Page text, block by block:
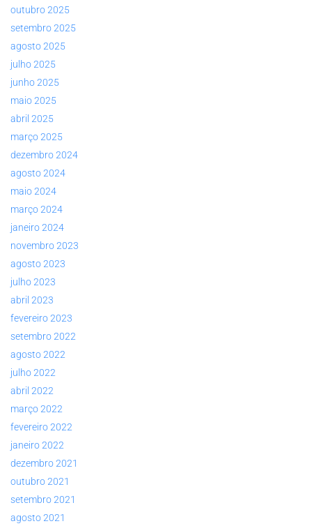
outubro 2025
setembro 2025
agosto 2025
julho 2025
junho 2025
maio 2025
abril 2025
março 2025
dezembro 2024
agosto 2024
maio 2024
março 2024
janeiro 2024
novembro 2023
agosto 2023
julho 2023
abril 2023
fevereiro 2023
setembro 2022
agosto 2022
julho 2022
abril 2022
março 2022
fevereiro 2022
janeiro 2022
dezembro 2021
outubro 2021
setembro 2021
agosto 2021